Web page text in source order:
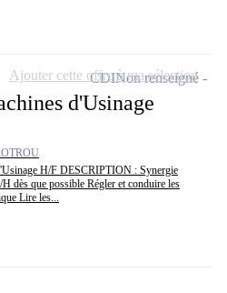
d'Usinage
H/F DESCRIPTION : Synergie
dès que possible Régler et conduire les
Lire les...
CDINon renseigné
Ajouter cette offre à ma sélection